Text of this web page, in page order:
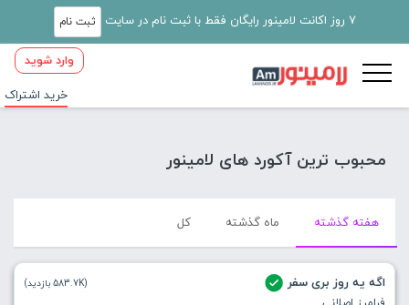
7 روز اکانت لامینور رایگان فقط با ثبت نام در سایت ثبت نام
وارد شوید
خرید اشتراک
محبوب ترین آکورد های لامینور
هفته گذشته ماه گذشته کل
اگه یه روز بری سفر (583.7K بازدید)